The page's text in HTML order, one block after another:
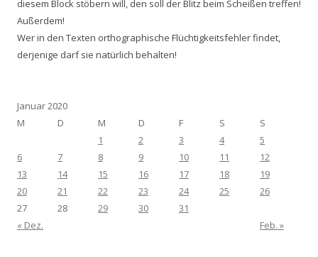
diesem Block stöbern will, den soll der Blitz beim Scheißen treffen!
Außerdem!
Wer in den Texten orthographische Flüchtigkeitsfehler findet,
derjenige darf sie natürlich behalten!
Januar 2020
M
D M D F S
S
1
2 3 4
5
6
7 8 9 10 11
12
13
14 15 16 17 18
19
20
21 22 23 24 25
26
27
28 29 30
31
« Dez.
Feb. »